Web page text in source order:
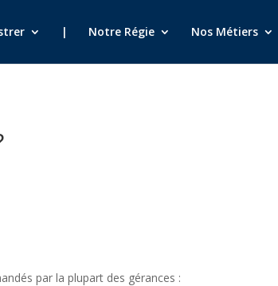
| Notre Régie Nos Métiers
par la plupart des gérances :